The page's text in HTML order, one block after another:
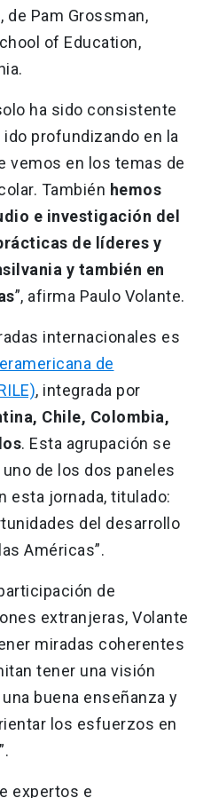
de Pam Grossman,
of Education,
ha sido consistente
profundizando en la
vemos en los temas de
También hemos
e investigación del
de líderes y
y también en
”, afirma Paulo Volante.
internacionales es
de
, integrada por
Chile, Colombia,
. Esta agrupación se
de los dos paneles
esta jornada, titulado:
del desarrollo
Américas”.
de
extranjeras, Volante
miradas coherentes
tener una visión
buena enseñanza y
los esfuerzos en
expertos e